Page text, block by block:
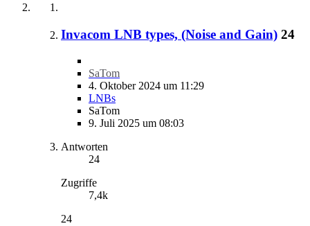
Invacom LNB types, (Noise and Gain) 24
SaTom
4. Oktober 2024 um 11:29
LNBs
SaTom
9. Juli 2025 um 08:03
Antworten
24
Zugriffe
7,4k
24